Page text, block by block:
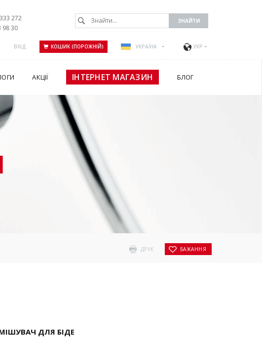
272
98 30
ВХІД КОШИК (ПОРОЖНІЙ) УКРАЇНА УКР
АКЦІЇ ІНТЕРНЕТ МАГАЗИН БЛОГ
ДРУК БАЖАННЯ
ДЛЯ БІДЕ